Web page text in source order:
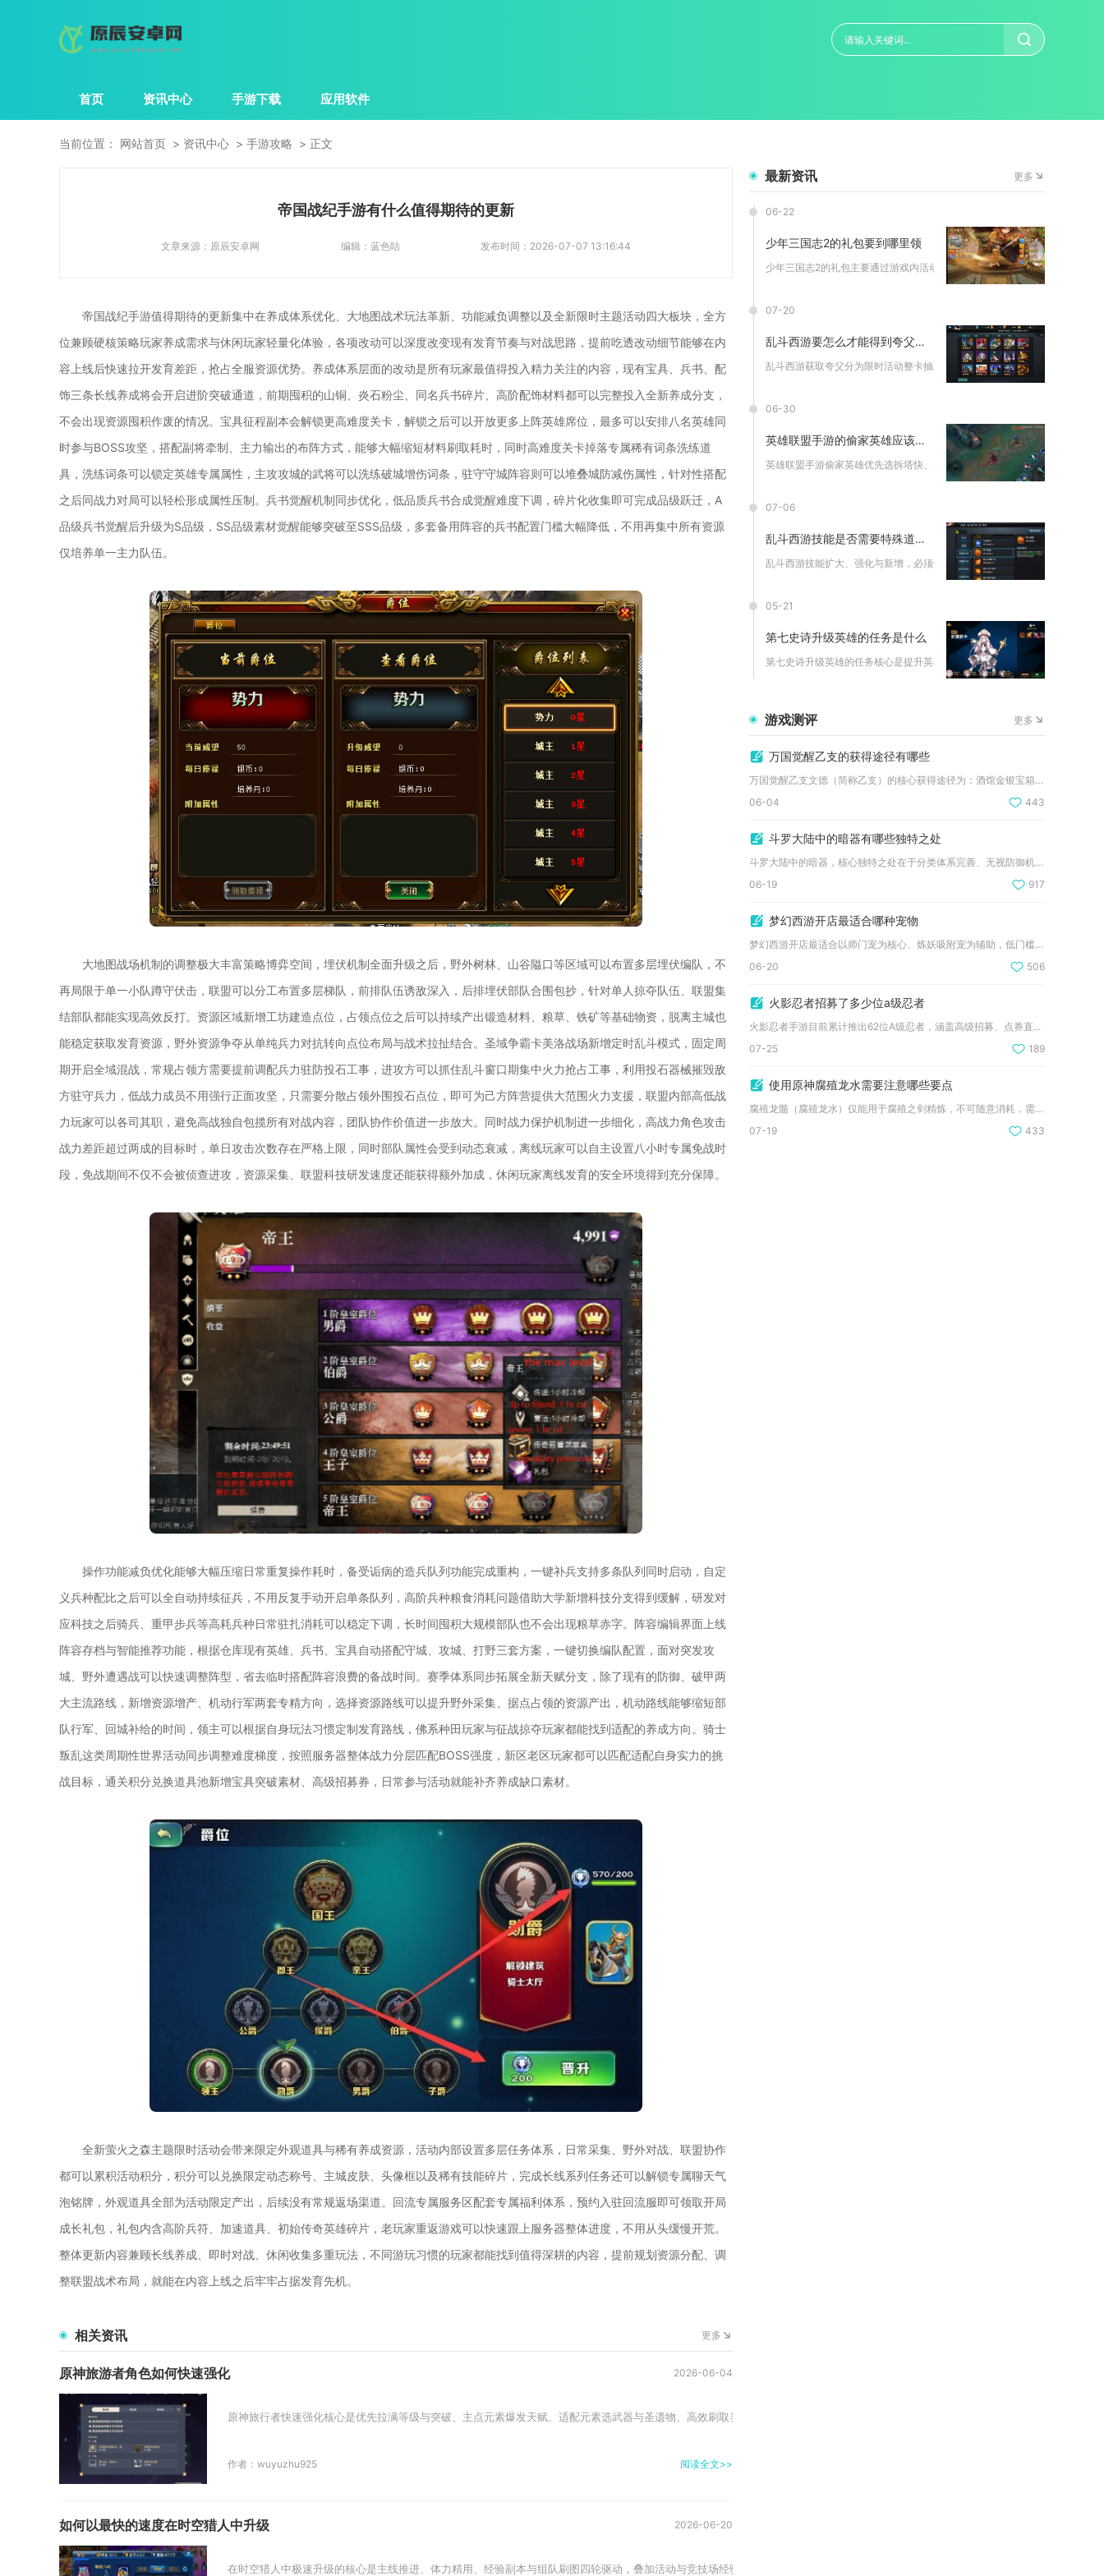
首页 资讯中心 手游下载 应用软件
当前位置： 网站首页 资讯中心 手游攻略 正文
帝国战纪手游有什么值得期待的更新
文章来源： 原辰安卓网 编辑： 蓝色咕 发布时间： 2026-07-07 13:16:44
帝国战纪手游值得期待的更新集中在养成体系优化、大地图战术玩法革新、功能减负调整以及全新限时主题活动四大板块，全方
位兼顾硬核策略玩家养成需求与休闲玩家轻量化体验，各项改动可以深度改变现有发育节奏与对战思路，提前吃透改动细节能够在内
容上线后快速拉开发育差距，抢占全服资源优势。养成体系层面的改动是所有玩家最值得投入精力关注的内容，现有宝具、兵书、配
饰三条长线养成将会开启进阶突破通道，前期囤积的山铜、炎石粉尘、同名兵书碎片、高阶配饰材料都可以完整投入全新养成分支，
不会出现资源囤积作废的情况。宝具征程副本会解锁更高难度关卡，解锁之后可以开放更多上阵英雄席位，最多可以安排八名英雄同
时参与BOSS攻坚，搭配副将牵制、主力输出的布阵方式，能够大幅缩短材料刷取耗时，同时高难度关卡掉落专属稀有词条洗练道
具，洗练词条可以锁定英雄专属属性，主攻攻城的武将可以洗练破城增伤词条，驻守守城阵容则可以堆叠城防减伤属性，针对性搭配
之后同战力对局可以轻松形成属性压制。兵书觉醒机制同步优化，低品质兵书合成觉醒难度下调，碎片化收集即可完成品级跃迁，A
品级兵书觉醒后升级为S品级，SS品级素材觉醒能够突破至SSS品级，多套备用阵容的兵书配置门槛大幅降低，不用再集中所有资源
仅培养单一主力队伍。
大地图战场机制的调整极大丰富策略博弈空间，埋伏机制全面升级之后，野外树林、山谷隘口等区域可以布置多层埋伏编队，不
再局限于单一小队蹲守伏击，联盟可以分工布置多层梯队，前排队伍诱敌深入，后排埋伏部队合围包抄，针对单人掠夺队伍、联盟集
结部队都能实现高效反打。资源区域新增工坊建造点位，占领点位之后可以持续产出锻造材料、粮草、铁矿等基础物资，脱离主城也
能稳定获取发育资源，野外资源争夺从单纯兵力对抗转向点位布局与战术拉扯结合。圣域争霸卡美洛战场新增定时乱斗模式，固定周
期开启全域混战，常规占领方需要提前调配兵力驻防投石工事，进攻方可以抓住乱斗窗口期集中火力抢占工事，利用投石器械摧毁敌
方驻守兵力，低战力成员不用强行正面攻坚，只需要分散占领外围投石点位，即可为己方阵营提供大范围火力支援，联盟内部高低战
力玩家可以各司其职，避免高战独自包揽所有对战内容，团队协作价值进一步放大。同时战力保护机制进一步细化，高战力角色攻击
战力差距超过两成的目标时，单日攻击次数存在严格上限，同时部队属性会受到动态衰减，离线玩家可以自主设置八小时专属免战时
段，免战期间不仅不会被侦查进攻，资源采集、联盟科技研发速度还能获得额外加成，休闲玩家离线发育的安全环境得到充分保障。
操作功能减负优化能够大幅压缩日常重复操作耗时，备受诟病的造兵队列功能完成重构，一键补兵支持多条队列同时启动，自定
义兵种配比之后可以全自动持续征兵，不用反复手动开启单条队列，高阶兵种粮食消耗问题借助大学新增科技分支得到缓解，研发对
应科技之后骑兵、重甲步兵等高耗兵种日常驻扎消耗可以稳定下调，长时间囤积大规模部队也不会出现粮草赤字。阵容编辑界面上线
阵容存档与智能推荐功能，根据仓库现有英雄、兵书、宝具自动搭配守城、攻城、打野三套方案，一键切换编队配置，面对突发攻
城、野外遭遇战可以快速调整阵型，省去临时搭配阵容浪费的备战时间。赛季体系同步拓展全新天赋分支，除了现有的防御、破甲两
大主流路线，新增资源增产、机动行军两套专精方向，选择资源路线可以提升野外采集、据点占领的资源产出，机动路线能够缩短部
队行军、回城补给的时间，领主可以根据自身玩法习惯定制发育路线，佛系种田玩家与征战掠夺玩家都能找到适配的养成方向。骑士
叛乱这类周期性世界活动同步调整难度梯度，按照服务器整体战力分层匹配BOSS强度，新区老区玩家都可以匹配适配自身实力的挑
战目标，通关积分兑换道具池新增宝具突破素材、高级招募券，日常参与活动就能补齐养成缺口素材。
全新萤火之森主题限时活动会带来限定外观道具与稀有养成资源，活动内部设置多层任务体系，日常采集、野外对战、联盟协作
都可以累积活动积分，积分可以兑换限定动态称号、主城皮肤、头像框以及稀有技能碎片，完成长线系列任务还可以解锁专属聊天气
泡铭牌，外观道具全部为活动限定产出，后续没有常规返场渠道。回流专属服务区配套专属福利体系，预约入驻回流服即可领取开局
成长礼包，礼包内含高阶兵符、加速道具、初始传奇英雄碎片，老玩家重返游戏可以快速跟上服务器整体进度，不用从头缓慢开荒。
整体更新内容兼顾长线养成、即时对战、休闲收集多重玩法，不同游玩习惯的玩家都能找到值得深耕的内容，提前规划资源分配、调
整联盟战术布局，就能在内容上线之后牢牢占据发育先机。
相关资讯 更多
原神旅游者角色如何快速强化 2026-06-04
原神旅行者快速强化核心是优先拉满等级与突破、主点元素爆发天赋、适配元素选武器与圣遗物、高效刷取养成材料，按元素定位精准配装，资源集中不分散，可短时间成型。旅行者作
作者：wuyuzhu925 阅读全文>>
如何以最快的速度在时空猎人中升级 2026-06-20
在时空猎人中极速升级的核心是主线推进、体力精用、经验副本与组队刷图四轮驱动，叠加活动与竞技场经验，可实现等级高效跃升。主线任务是升级的第一优先级，每章主线经验固定
最新资讯 更多
06-22
少年三国志2的礼包要到哪里领
少年三国志2的礼包主要通过游戏内活动、官方社群、合作平台、渠...
07-20
乱斗西游要怎么才能得到夸父这个角色
乱斗西游获取夸父分为限时活动整卡抽取、活动道具兑换英魂合成、...
06-30
英雄联盟手游的偷家英雄应该如何选择
英雄联盟手游偷家英雄优先选拆塔快、容错高、转线灵活的英雄，核...
07-06
乱斗西游技能是否需要特殊道具来扩大
乱斗西游技能扩大、强化与新增，必须依赖技能书、玄墨、霄符、霖...
05-21
第七史诗升级英雄的任务是什么
第七史诗升级英雄的任务核心是提升英雄等级与星级，需完成经验获...
游戏测评 更多
万国觉醒乙支的获得途径有哪些
万国觉醒乙支文德（简称乙支）的核心获得途径为：酒馆金银宝箱招...
06-04
443
斗罗大陆中的暗器有哪些独特之处
斗罗大陆中的暗器，核心独特之处在于分类体系完善、无视防御机制...
06-19
917
梦幻西游开店最适合哪种宠物
梦幻西游开店最适合以师门宠为核心、炼妖吸附宠为辅助，低门槛高...
06-20
506
火影忍者招募了多少位a级忍者
火影忍者手游目前累计推出62位A级忍者，涵盖高级招募、点券直...
07-25
189
使用原神腐殖龙水需要注意哪些要点
腐殖龙髓（腐殖龙水）仅能用于腐殖之剑精炼，不可随意消耗，需优...
07-19
433